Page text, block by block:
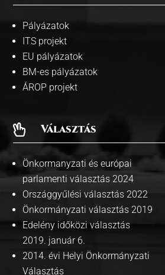
Pályázatok
ITS projekt
EU pályázatok
BM-es pályázatok
ÁROP projekt
 Választás
Önkormanyzati és európai
parlamenti választás 2024
Országgyűlési választás 2022
Önkormányzati választás 2019
Edelény időközi választás
2019. január 6.
2014. évi Helyi Önkormányzati
Választás